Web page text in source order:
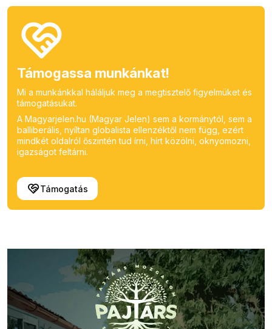
Támogassa munkánkat!
Mi a munkánkkal háláljuk meg a megtisztelő figyelmüket és
támogatásukat.
A Magyarjelen.hu (Magyar Jelen) sem a kormánytól, sem a
balliberális, nyíltan globalista ellenzéktől nem függ, ezért
mindkét oldalról őszintén tud írni, hírt közölni, oknyomozni,
igazságot feltárni.
Támogatás